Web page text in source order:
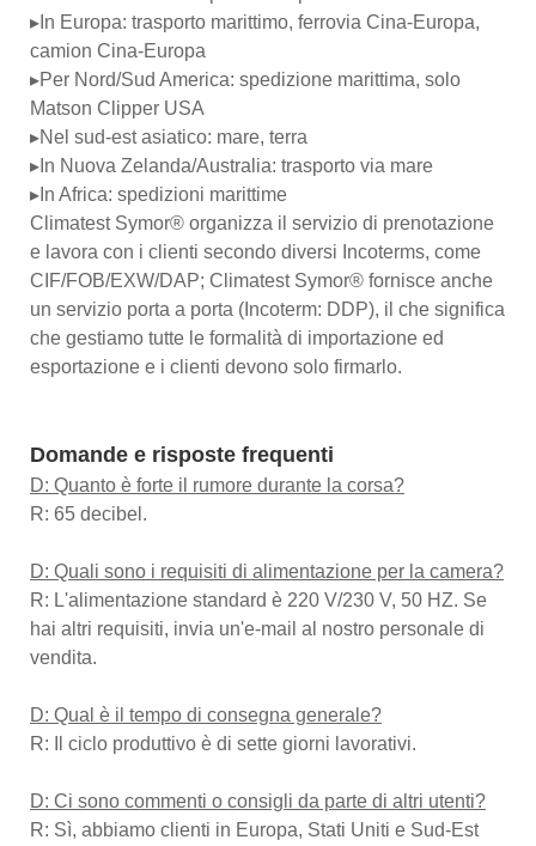
▸In Europa: trasporto marittimo, ferrovia Cina-Europa,
camion Cina-Europa
▸Per Nord/Sud America: spedizione marittima, solo
Matson Clipper USA
▸Nel sud-est asiatico: mare, terra
▸In Nuova Zelanda/Australia: trasporto via mare
▸In Africa: spedizioni marittime
Climatest Symor® organizza il servizio di prenotazione
e lavora con i clienti secondo diversi Incoterms, come
CIF/FOB/EXW/DAP; Climatest Symor® fornisce anche
un servizio porta a porta (Incoterm: DDP), il che significa
che gestiamo tutte le formalità di importazione ed
esportazione e i clienti devono solo firmarlo.
Domande e risposte frequenti
D: Quanto è forte il rumore durante la corsa?
R: 65 decibel.
D: Quali sono i requisiti di alimentazione per la camera?
R: L'alimentazione standard è 220 V/230 V, 50 HZ. Se
hai altri requisiti, invia un'e-mail al nostro personale di
vendita.
D: Qual è il tempo di consegna generale?
R: Il ciclo produttivo è di sette giorni lavorativi.
D: Ci sono commenti o consigli da parte di altri utenti?
R: Sì, abbiamo clienti in Europa, Stati Uniti e Sud-Est